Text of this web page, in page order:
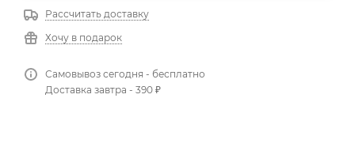
Рассчитать доставку
Хочу в подарок
Самовывоз сегодня - бесплатно
Доставка завтра - 390 ₽